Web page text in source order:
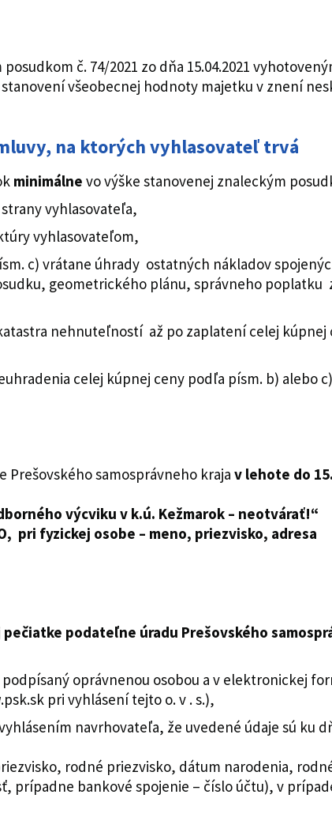
č. 74/2021 zo dňa 15.04.2021
stanovení všeobecnej hodnoty majetku v znení
na ktorých vyhlasovateľ trvá
minimálne vo výške stanovenej znaleckým
vyhlasovateľa,
vyhlasovateľom,
c) vrátane úhrady ostatných nákladov
geometrického plánu, správneho poplatku
nehnuteľností až po zaplatení celej kúpnej
celej kúpnej ceny podľa písm. b) alebo
Prešovského samosprávneho kraja v lehote do
výcviku v k.ú. Kežmarok – neotvárať!“
pri fyzickej osobe – meno, priezvisko, adresa
podateľne úradu Prešovského
oprávnenou osobou a v elektronickej
pri vyhlásení tejto o. v . s.),
navrhovateľa, že uvedené údaje sú ku
rodné priezvisko, dátum narodenia,
prípadne bankové spojenie – číslo účtu), v
alebo